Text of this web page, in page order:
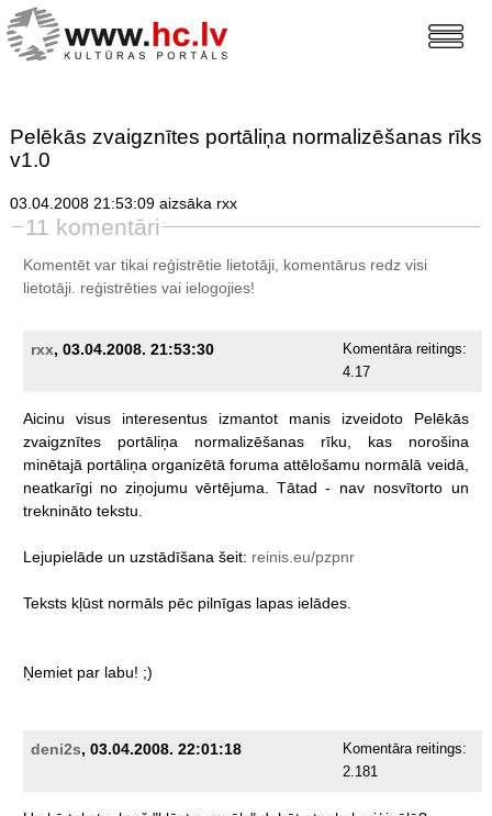
Pelēkās zvaigznītes portāliņa normalizēšanas rīks
v1.0
03.04.2008 21:53:09 aizsāka rxx
11 komentāri
Komentēt var tikai reģistrētie lietotāji, komentārus redz visi
lietotāji. reģistrētiesvai ielogojies!
rxx, 03.04.2008. 21:53:30
Komentāra reitings:
4.17
Aicinu visus interesentus izmantot manis izveidoto
Pelēkās
zvaigznītes
portāliņa normalizēšanas rīku, kas
norošina
minētajā portāliņa organizētā foruma attēlošamu normālā veidā,
neatkarīgi no ziņojumu vērtējuma. Tātad - nav nosvītorto un
treknināto tekstu.
Lejupielāde un uzstādīšana šeit: reinis.eu/pzpnr
Teksts kļūst normāls pēc pilnīgas lapas ielādes.
Ņemiet par labu! ;)
deni2s, 03.04.2008. 22:01:18
Komentāra reitings:
2.181